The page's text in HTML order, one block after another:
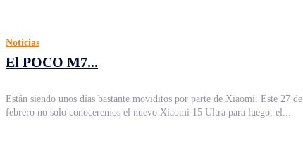
Noticias
El POCO M7...
Están siendo unos días bastante moviditos por parte de Xiaomi. Este 27 de
febrero no solo conoceremos el nuevo Xiaomi 15 Ultra para luego, el...